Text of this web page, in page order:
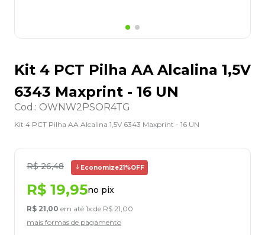
Kit 4 PCT Pilha AA Alcalina 1,5V
6343 Maxprint - 16 UN
Cod.: OWNW2PSOR4TG
Kit 4 PCT Pilha AA Alcalina 1,5V 6343 Maxprint - 16 UN
R$ 26,48 Economize21%OFF
R$ 19,95no pix
R$ 21,00 em até 1x de R$ 21,00
mais formas de pagamento